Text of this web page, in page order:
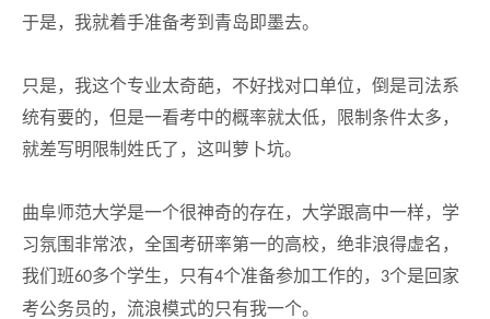
于是，我就着手准备考到青岛即墨去。
只是，我这个专业太奇葩，不好找对口单位，倒是司法系
统有要的，但是一看考中的概率就太低，限制条件太多，
就差写明限制姓氏了，这叫萝卜坑。
曲阜师范大学是一个很神奇的存在，大学跟高中一样，学
习氛围非常浓，全国考研率第一的高校，绝非浪得虚名，
我们班60多个学生，只有4个准备参加工作的， 3个是回家
考公务员的，流浪模式的只有我一个。